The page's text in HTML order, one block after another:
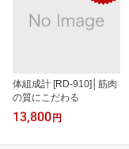
体組成計 [RD-910]│筋肉
の質にこだわる
13,800 円